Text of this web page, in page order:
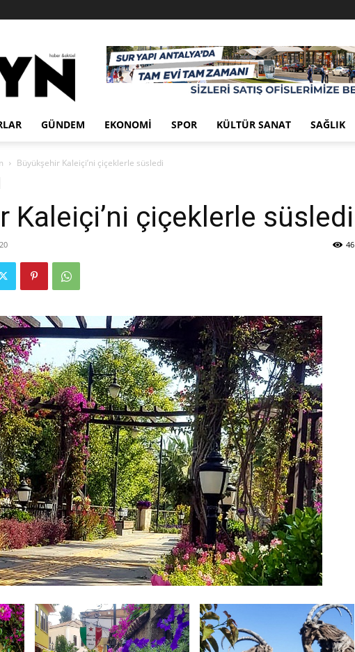
GÜNDEM EKONOMI SPOR KÜLTÜR SANAT SAĞLIK
Büyükşehir Kaleiçi’ni çiçeklerle süsledi
Kaleiçi’ni çiçeklerle süsledi
46